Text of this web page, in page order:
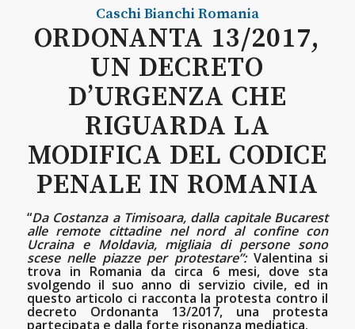
Caschi BianchiRomania
ORDONANTA 13/2017,
UN DECRETO
D’URGENZA CHE
RIGUARDA LA
MODIFICA DEL CODICE
PENALE IN ROMANIA
“Da Costanza a Timisoara, dalla capitale Bucarest
alle remote cittadine nel nord al confine con
Ucraina e Moldavia, migliaia di persone sono
scese nelle piazze per protestare”: Valentina si
trova in Romania da circa 6 mesi, dove sta
svolgendo il suo anno di servizio civile, ed in
questo articolo ci racconta la protesta contro il
decreto Ordonanta 13/2017, una protesta
partecipata e dalla forte risonanza mediatica.